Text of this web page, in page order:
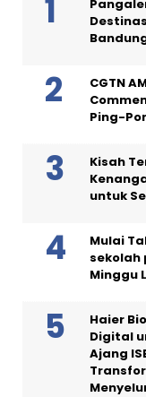
CGTN
Ping-
Kisah
untuk
Mulai
sekolah
Minggu
Haier
Digital
Ajang